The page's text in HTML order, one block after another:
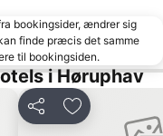
Altenhof
bookingsider, ændrer sig
finde præcis det samme
til bookingsiden.
i Høruphav
Del Føj til